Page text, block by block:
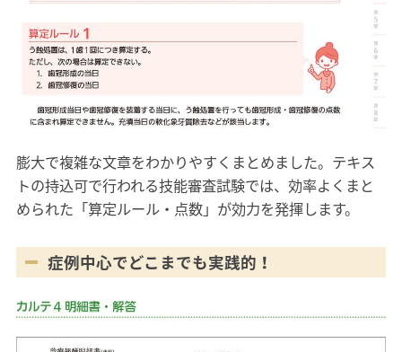
膨大で複雑な文章をわかりやすくまとめました。テキス
トの持込可で行われる技能審査試験では、効率よくまと
められた「算定ルール・点数」が効力を発揮します。
症例中心でどこまでも実践的！